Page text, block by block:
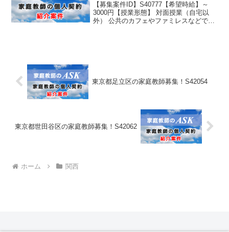
【募集案件ID】S40777【希望時給】～
3000円【授業形態】 対面授業（自宅以
外） 公共のカフェやファミレスなどでの
東京都足立区の家庭教師募集！S42054
東京都世田谷区の家庭教師募集！S42062
ホーム 関西